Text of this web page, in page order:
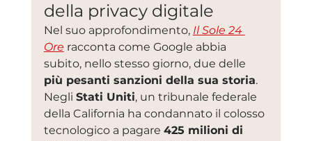
della privacy digitale
Nel suo approfondimento, Il Sole 24
Ore racconta come Google abbia
subito, nello stesso giorno, due delle
più pesanti sanzioni della sua storia.
Negli Stati Uniti, un tribunale federale
della California ha condannato il colosso
tecnologico a pagare 425 milioni di